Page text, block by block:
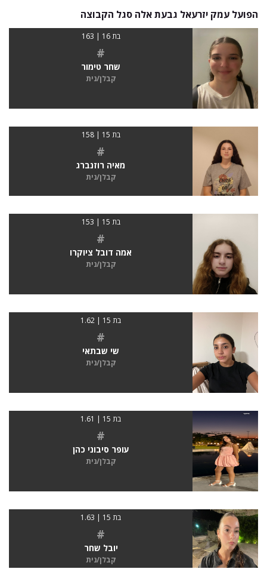
הפועל עמק יזרעאל גבעת אלה סגל הקבוצה
בת 16 | 163
#
שחר טימור
קבלן/נית
בת 15 | 158
#
מאיה רוזנברג
קבלן/נית
בת 15 | 153
#
אמה דובל ציוקרו
קבלן/נית
בת 15 | 1.62
#
שי שבתאי
קבלן/נית
בת 15 | 1.61
#
עופר סיבוני כהן
קבלן/נית
בת 15 | 1.63
#
יובל שחר
קבלן/נית